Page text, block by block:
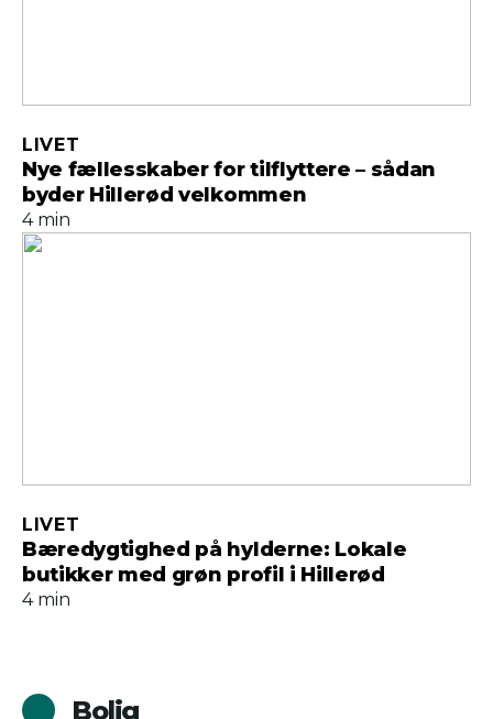
Nye fællesskaber for tilflyttere – sådan
byder Hillerød velkommen
LIVET
4 min
Bæredygtighed på hylderne: Lokale
butikker med grøn profil i Hillerød
LIVET
4 min
Bolig